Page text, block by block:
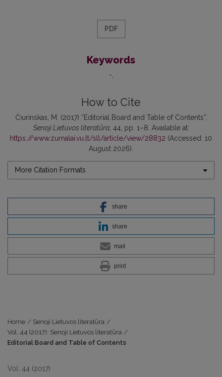
PDF
Keywords
-
How to Cite
Čiurinskas, M. (2017) “Editorial Board and Table of Contents”,
Senoji Lietuvos literatūra, 44, pp. 1–8. Available at:
https://www.zurnalai.vu.lt/sll/article/view/28832 (Accessed: 10
August 2026).
More Citation Formats
share
share
mail
print
Home / Senoji Lietuvos literatūra /
Vol. 44 (2017): Senoji Lietuvos literatūra /
Editorial Board and Table of Contents
Vol. 44 (2017)